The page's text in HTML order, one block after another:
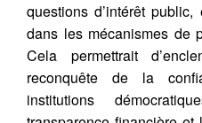
questions d’intérêt
dans les mécanismes de
Cela permettrait
reconquête de la
institutions